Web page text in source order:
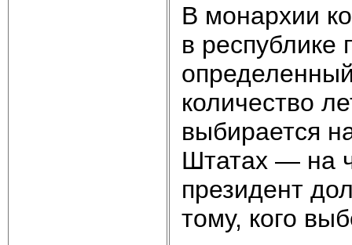
В монархии
в республике
количество
выбирается
Штатах — на
президент
тому, кого